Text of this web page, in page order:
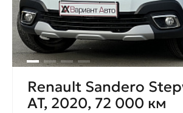
Renault Sandero
AT, 2020, 72 000 км